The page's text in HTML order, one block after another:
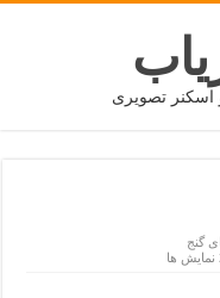
اسکنر تصویری
گنج